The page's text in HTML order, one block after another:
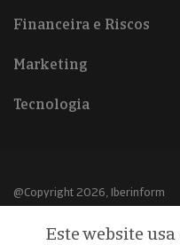
Financeira e Riscos
Marketing
Tecnologia
@Copyright 2026, Iberinform
Aviso legalEste website